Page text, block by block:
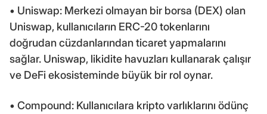
• Uniswap: Merkezi olmayan bir borsa (DEX) olan
Uniswap, kullanıcıların ERC-20 tokenlarını
doğrudan cüzdanlarından ticaret yapmalarını
sağlar. Uniswap, likidite havuzları kullanarak çalışır
ve DeFi ekosisteminde büyük bir rol oynar.
• Compound: Kullanıcılara kripto varlıklarını ödünç